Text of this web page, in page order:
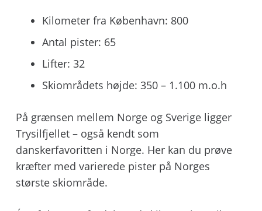
Kilometer fra København: 800
Antal pister: 65
Lifter: 32
Skiområdets højde: 350 – 1.100 m.o.h
På grænsen mellem Norge og Sverige ligger
Trysilfjellet – også kendt som
danskerfavoritten i Norge. Her kan du prøve
kræfter med varierede pister på Norges
største skiområde.